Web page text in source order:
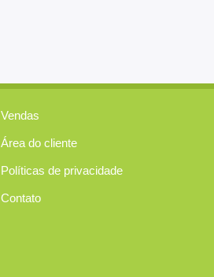
Vendas
Área do cliente
Políticas de privacidade
Contato